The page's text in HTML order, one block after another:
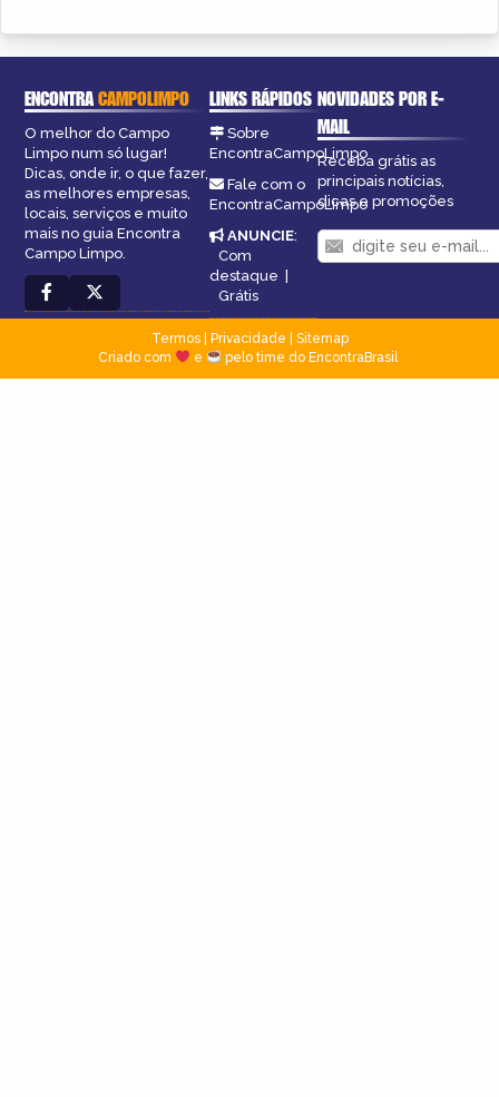
ENCONTRACAMPOLIMPO
O melhor do Campo
Limpo num só lugar!
Dicas, onde ir, o que fazer,
as melhores empresas,
locais, serviços e muito
mais no guia Encontra
Campo Limpo.
LINKS RÁPIDOS
Sobre
EncontraCampoLimpo
Fale com o
EncontraCampoLimpo
ANUNCIE:
Com
destaque |
Grátis
NOVIDADES POR E-
MAIL
Receba grátis as
principais notícias,
dicas e promoções
Termos| Privacidade
Sitemap
Criado com
e pelo time do EncontraBrasil